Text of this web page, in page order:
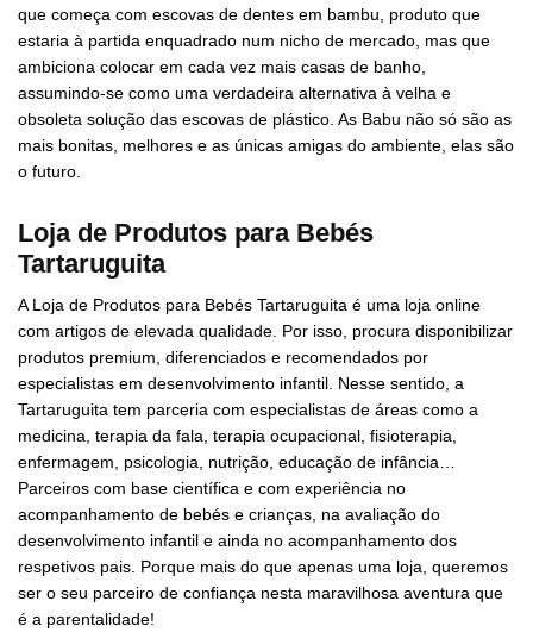
que começa com escovas de dentes em bambu, produto que
estaria à partida enquadrado num nicho de mercado, mas que
ambiciona colocar em cada vez mais casas de banho,
assumindo-se como uma verdadeira alternativa à velha e
obsoleta solução das escovas de plástico. As Babu não só são as
mais bonitas, melhores e as únicas amigas do ambiente, elas são
o futuro.
Loja de Produtos para Bebés
Tartaruguita
A Loja de Produtos para Bebés Tartaruguita é uma loja online
com artigos de elevada qualidade. Por isso, procura disponibilizar
produtos premium, diferenciados e recomendados por
especialistas em desenvolvimento infantil. Nesse sentido, a
Tartaruguita tem parceria com especialistas de áreas como a
medicina, terapia da fala, terapia ocupacional, fisioterapia,
enfermagem, psicologia, nutrição, educação de infância…
Parceiros com base científica e com experiência no
acompanhamento de bebés e crianças, na avaliação do
desenvolvimento infantil e ainda no acompanhamento dos
respetivos pais. Porque mais do que apenas uma loja, queremos
ser o seu parceiro de confiança nesta maravilhosa aventura que
é a parentalidade!